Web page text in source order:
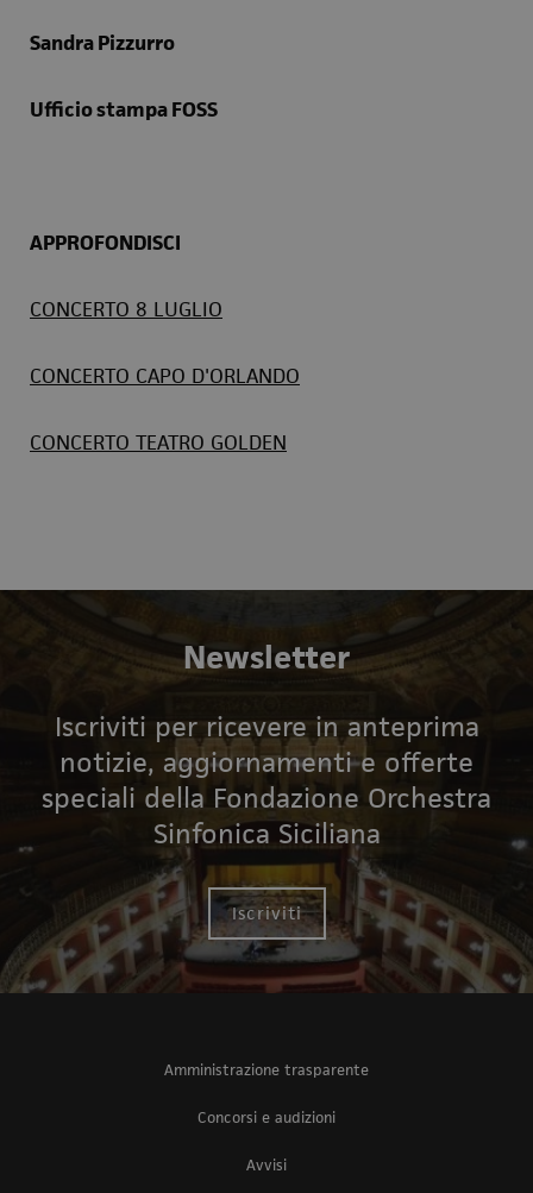
Sandra Pizzurro
Ufficio stampa FOSS
APPROFONDISCI
CONCERTO 8 LUGLIO
CONCERTO CAPO D'ORLANDO
CONCERTO TEATRO GOLDEN
Newsletter
Iscriviti per ricevere in anteprima
notizie, aggiornamenti e offerte
speciali della Fondazione Orchestra
Sinfonica Siciliana
Iscriviti
Amministrazione trasparente
Concorsi e audizioni
Avvisi